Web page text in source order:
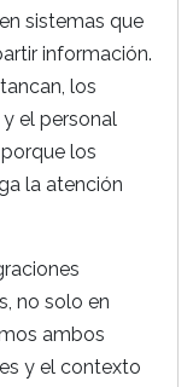
sistemas que
información.
los
el personal
los
la atención
no solo en
ambos
y el contexto